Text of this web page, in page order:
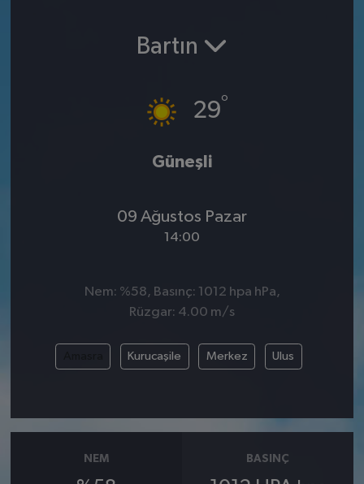
Bartın
29°
Güneşli
09 Ağustos Pazar
14:00
Nem: %58, Basınç: 1012 hpa hPa,
Rüzgar: 4.00 m/s
Kurucaşile Merkez Ulus
NEM BASINÇ